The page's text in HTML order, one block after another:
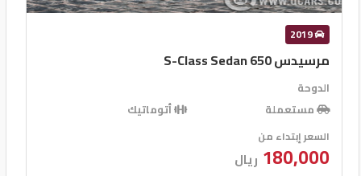
2019
مرسيدس S-Class Sedan 650
الدوحة
مستعملة
أتوماتيك
السعر إبتداء من
180,000 ريال